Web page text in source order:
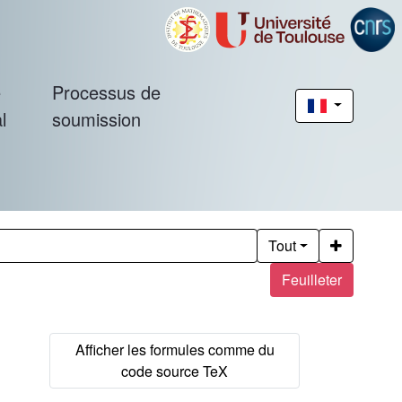
Processus de
soumission
Feuilleter
Tout